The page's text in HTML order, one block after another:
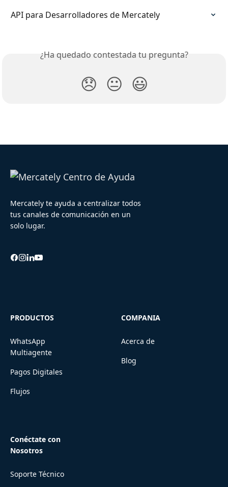
API para Desarrolladores de Mercately
¿Ha quedado contestada tu pregunta?
😞 😐 😃
Mercately te ayuda a centralizar todos
tus canales de comunicación en un
solo lugar.
PRODUCTOS
WhatsApp
Multiagente
Pagos Digitales
Flujos
COMPANIA
Acerca de
Blog
Conéctate con
Nosotros
Soporte Técnico